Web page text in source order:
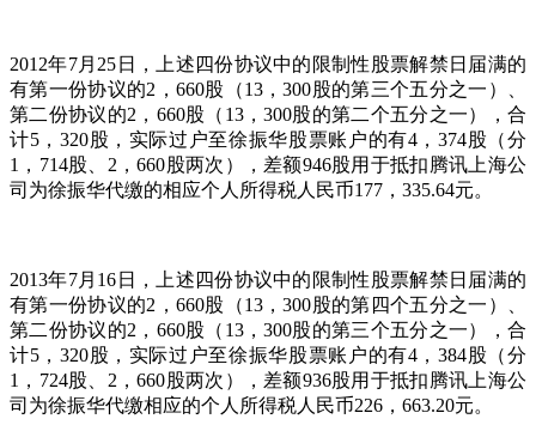
2012年7月25日，上述四份协议中的限制性股票解禁日届满的
有第一份协议的2，660股（13，300股的第三个五分之一）、
第二份协议的2，660股（13，300股的第二个五分之一），合
计5，320股，实际过户至徐振华股票账户的有4，374股（分
1，714股、2，660股两次），差额946股用于抵扣腾讯上海公
司为徐振华代缴的相应个人所得税人民币177，335.64元。
2013年7月16日，上述四份协议中的限制性股票解禁日届满的
有第一份协议的2，660股（13，300股的第四个五分之一）、
第二份协议的2，660股（13，300股的第三个五分之一），合
计5，320股，实际过户至徐振华股票账户的有4，384股（分
1，724股、2，660股两次），差额936股用于抵扣腾讯上海公
司为徐振华代缴相应的个人所得税人民币226，663.20元。